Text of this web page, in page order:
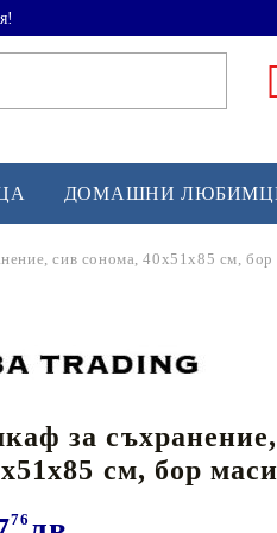
и софтбол
и лакрос
спортно оборудване
ДОМАШНИ
сив сонома, 40x51x85 см, бор
за
см, бор
76